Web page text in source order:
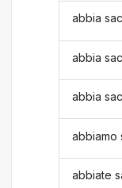
abbia
abbia
abbia
abbiamo
abbiate